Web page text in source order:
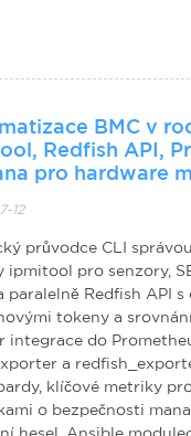
BMC v
Redfish API,
pro hardware
12
průvodce CLI
ipmitool pro senzory,
paralelně Redfish API s
tokeny a
integrace do
a
klíčové metriky
o bezpečnosti
hesel, Ansible